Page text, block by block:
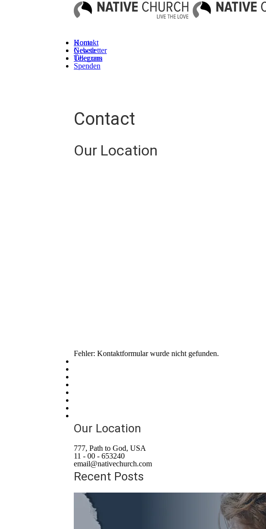
Kontakt
Newsletter
Telegram
Spenden
Home
Gebete
Über uns
Contact
Our Location
Fehler: Kontaktformular wurde nicht gefunden.
Our Location
777, Path to God, USA
11 - 00 - 653240
email@nativechurch.com
Recent Posts